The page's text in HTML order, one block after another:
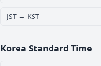
JST → KST
Korea Standard Time